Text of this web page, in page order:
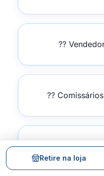
??
??
?‍?
Retire na loja